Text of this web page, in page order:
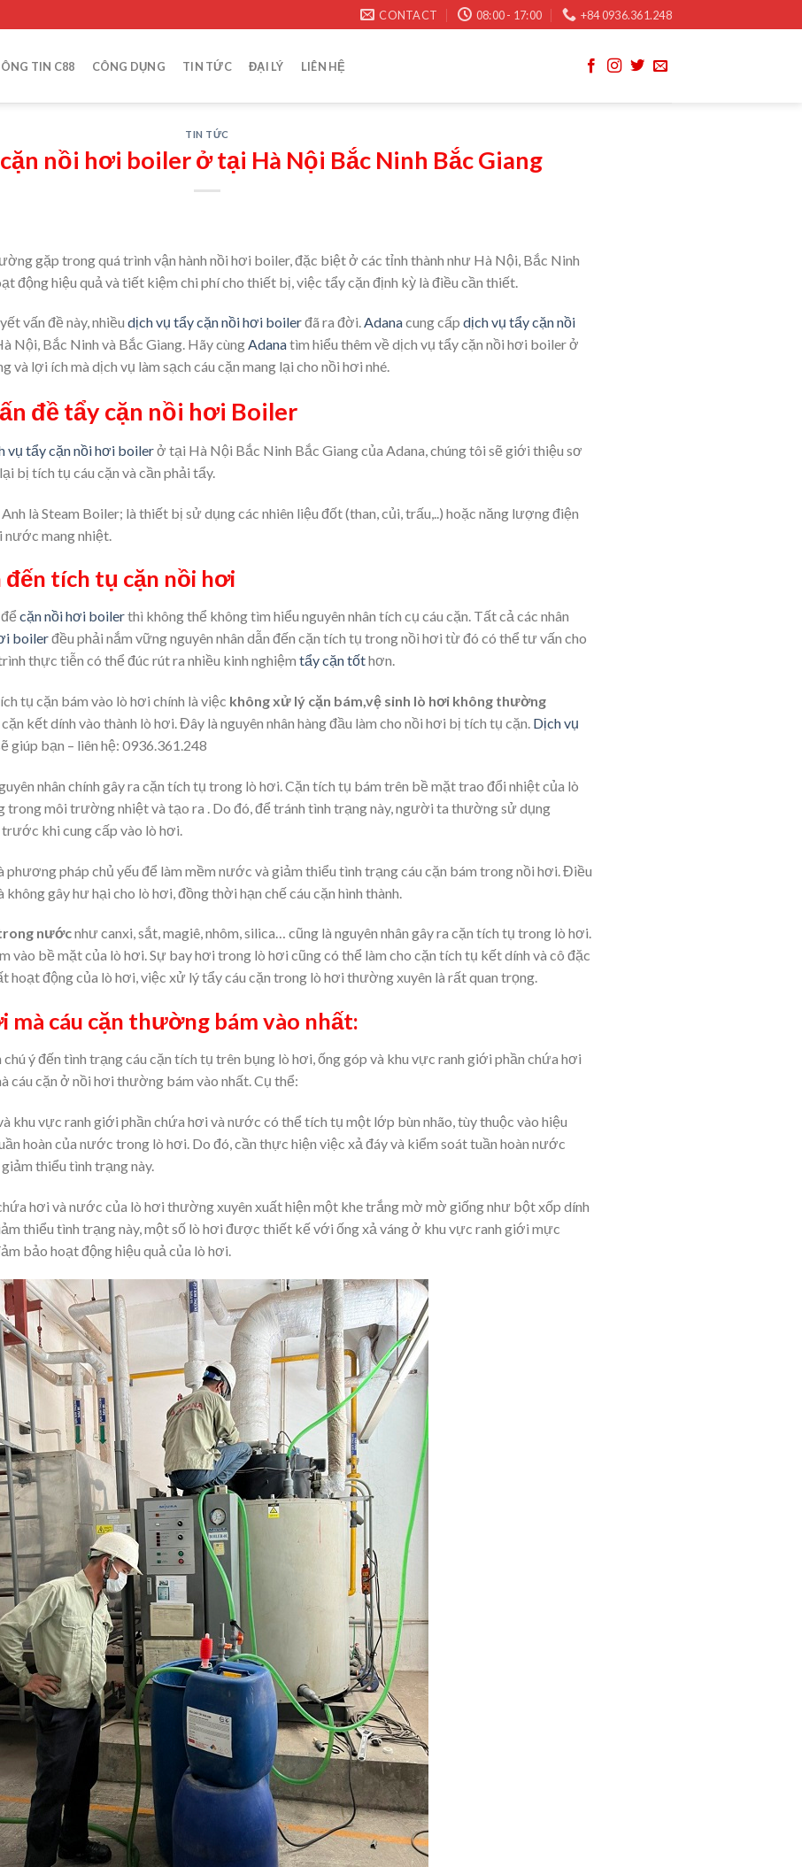
CONTACT 08:00 - 17:00 +84 0936.361.248
TIN C88 CÔNG DỤNG TIN TỨC ĐẠI LÝ LIÊN HỆ
TIN TỨC
nồi hơi boiler ở tại Hà Nội Bắc Ninh Bắc Giang
gặp trong quá trình vận hành nồi hơi boiler, đặc biệt ở các tỉnh thành như Hà Nội, Bắc Ninh
động hiệu quả và tiết kiệm chi phí cho thiết bị, việc tẩy cặn định kỳ là điều cần thiết.
vấn đề này, nhiều dịch vụ tẩy cặn nồi hơi boilerđã ra đời.Adanacung cấp dịch vụ tẩy cặn nồi
Nội, Bắc Ninh và Bắc Giang. Hãy cùngAdanatìm hiểu thêm về dịch vụ tẩy cặn nồi hơi boiler ở
và lợi ích mà dịch vụ làm sạch cáu cặn mang lại cho nồi hơi nhé.
đề tẩy cặn nồi hơi Boiler
vụ tẩy cặn nồi hơi boilerở tại Hà Nội Bắc Ninh Bắc Giang của Adana, chúng tôi sẽ giới thiệu sơ
bị tích tụ cáu cặn và cần phải tẩy.
là Steam Boiler; là thiết bị sử dụng các nhiên liệu đốt (than, củi, trấu,..) hoặc năng lượng điện
mang nhiệt.
đến tích tụ cặn nồi hơi
cặn nồi hơi boilerthì không thể không tìm hiểu nguyên nhân tích cụ cáu cặn. Tất cả các nhân
boilerđều phải nắm vững nguyên nhân dẫn đến cặn tích tụ trong nồi hơi từ đó có thể tư vấn cho
thực tiễn có thể đúc rút ra nhiều kinh nghiệm tẩy cặn tốthơn.
tụ cặn bám vào lò hơi chính là việc không xử lý cặn bám,vệ sinh lò hơi không thường
kết dính vào thành lò hơi. Đây là nguyên nhân hàng đầu làm cho nồi hơi bị tích tụ cặn. Dịch vụ
giúp bạn – liên hệ: 0936.361.248
nhân chính gây ra cặn tích tụ trong lò hơi. Cặn tích tụ bám trên bề mặt trao đổi nhiệt của lò
môi trường nhiệt và tạo ra . Do đó, để tránh tình trạng này, người ta thường sử dụng
khi cung cấp vào lò hơi.
phương pháp chủ yếu để làm mềm nước và giảm thiểu tình trạng cáu cặn bám trong nồi hơi. Điều
gây hư hại cho lò hơi, đồng thời hạn chế cáu cặn hình thành.
nướcnhư canxi, sắt, magiê, nhôm, silica… cũng là nguyên nhân gây ra cặn tích tụ trong lò hơi.
vào bề mặt của lò hơi. Sự bay hơi trong lò hơi cũng có thể làm cho cặn tích tụ kết dính và cô đặc
hoạt động của lò hơi, việc xử lý tẩy cáu cặn trong lò hơi thường xuyên là rất quan trọng.
mà cáu cặn thường bám vào nhất:
ý đến tình trạng cáu cặn tích tụ trên bụng lò hơi, ống góp và khu vực ranh giới phần chứa hơi
cáu cặn ở nồi hơi thường bám vào nhất. Cụ thể:
khu vực ranh giới phần chứa hơi và nước có thể tích tụ một lớp bùn nhão, tùy thuộc vào hiệu
hoàn của nước trong lò hơi. Do đó, cần thực hiện việc xả đáy và kiểm soát tuần hoàn nước
thiểu tình trạng này.
hơi và nước của lò hơi thường xuyên xuất hiện một khe trắng mờ mờ giống như bột xốp dính
thiểu tình trạng này, một số lò hơi được thiết kế với ống xả váng ở khu vực ranh giới mực
bảo hoạt động hiệu quả của lò hơi.